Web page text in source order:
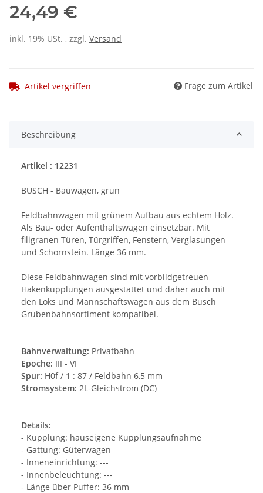
24,49 €
inkl. 19% USt. , zzgl. Versand
Artikel vergriffen Frage zum Artikel
Beschreibung
Artikel : 12231
BUSCH - Bauwagen, grün
Feldbahnwagen mit grünem Aufbau aus echtem Holz.
Als Bau- oder Aufenthaltswagen einsetzbar. Mit
filigranen Türen, Türgriffen, Fenstern, Verglasungen
und Schornstein. Länge 36 mm.
Diese Feldbahnwagen sind mit vorbildgetreuen
Hakenkupplungen ausgestattet und daher auch mit
den Loks und Mannschaftswagen aus dem Busch
Grubenbahnsortiment kompatibel.
Bahnverwaltung: Privatbahn
Epoche: III - VI
Spur: H0f / 1 : 87 / Feldbahn 6,5 mm
Stromsystem: 2L-Gleichstrom (DC)
Details:
- Kupplung: hauseigene Kupplungsaufnahme
- Gattung: Güterwagen
- Inneneinrichtung: ---
- Innenbeleuchtung: ---
- Länge über Puffer: 36 mm